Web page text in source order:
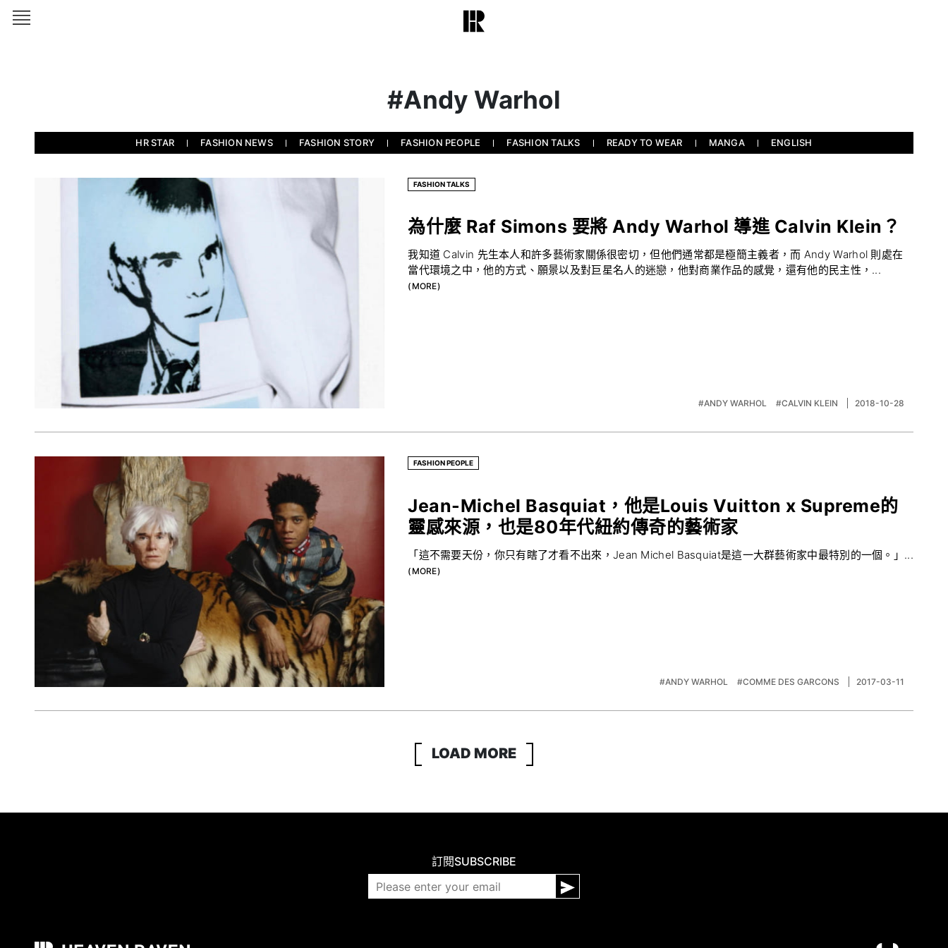
#Andy Warhol
HR STAR FASHION NEWS FASHION STORY FASHION PEOPLE FASHION TALKS READY TO WEAR MANGA ENGLISH
FASHION TALKS
為什麼 Raf Simons 要將 Andy Warhol 導進 Calvin Klein？
我知道 Calvin 先生本人和許多藝術家關係很密切，但他們通常都是極簡主義者，而 Andy Warhol 則處在
當代環境之中，他的方式、願景以及對巨星名人的迷戀，他對商業作品的感覺，還有他的民主性，...
#ANDY WARHOL #CALVIN KLEIN 2018-10-28
FASHION PEOPLE
Jean-Michel Basquiat，他是Louis Vuitton x Supreme的
靈感來源，也是80年代紐約傳奇的藝術家
「這不需要天份，你只有瞎了才看不出來，Jean Michel Basquiat是這一大群藝術家中最特別的一個。」...
#ANDY WARHOL #COMME DES GARCONS 2017-03-11
LOAD MORE
訂閱SUBSCRIBE